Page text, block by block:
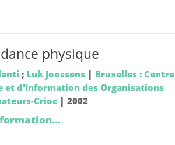
physique
; Luk Joossens | Bruxelles : Centre
et d'Information des Organisations
Crioc| 2002